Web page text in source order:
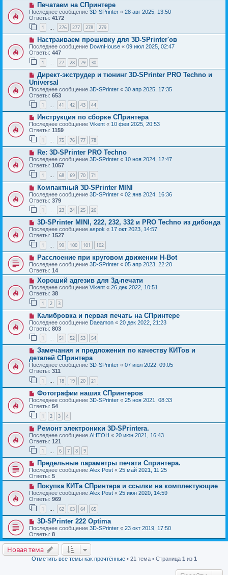
Печатаем на СПринтере
Последнее сообщение 3D-SPrinter « 28 авг 2025, 13:50
Ответы: 4172
1 276 277 278 279
Настраиваем прошивку для 3D-SPrinter'ов
Последнее сообщение DownHouse « 09 июл 2025, 02:47
Ответы: 447
1 … 27 28 29 30
Директ-экструдер и тюнинг 3D-SPrinter PRO Techno и
Universal
Последнее сообщение 3D-SPrinter « 30 апр 2025, 17:35
Ответы: 653
1 41 42 43 44
Инструкция по сборке СПринтера
Последнее сообщение Vikent « 10 фев 2025, 20:53
Ответы: 1159
1 75 76 77 78
Re: 3D-SPrinter PRO Techno
Последнее сообщение 3D-SPrinter « 10 ноя 2024, 12:47
Ответы: 1057
1 … 68 69 70 71
Компактный 3D-SPrinter MINI
Последнее сообщение 3D-SPrinter « 02 янв 2024, 16:36
Ответы: 379
1 23 24 25 26
3D-SPrinter MINI, 222, 232, 332 и PRO Techno из дибонда
Последнее сообщение aspok « 17 окт 2023, 14:57
Ответы: 1527
1 99 100 101 102
Расслоение при круговом движении H-Bot
Последнее сообщение 3D-SPrinter « 05 апр 2023, 22:20
Ответы: 14
Хороший адгезив для 3д-печати
Последнее сообщение Vikent « 26 дек 2022, 10:51
Ответы: 38
1 2 3
Калибровка и первая печать на СПринтере
Последнее сообщение Daeamon « 20 дек 2022, 21:23
Ответы: 803
1 51 52 53 54
Замечания и предложения по качеству КИТов и
деталей СПринтера
Последнее сообщение 3D-SPrinter « 07 июл 2022, 09:05
Ответы: 311
1 … 18 19 20 21
Фотографии наших СПринтеров
Последнее сообщение 3D-SPrinter « 25 ноя 2021, 08:33
Ответы: 54
1 2 3 4
Ремонт электроники 3D-SPrintera.
Последнее сообщение AHTOH « 20 июн 2021, 16:43
Ответы: 121
1 6 7 8 9
Предельные параметры печати Спринтера.
Последнее сообщение Alex Post « 25 май 2021, 11:25
Ответы: 5
Покупка КИТа СПринтера и ссылки на комплектующие
Последнее сообщение Alex Post « 25 июн 2020, 14:59
Ответы: 969
1 … 62 63 64 65
3D-SPrinter 222 Optima
Последнее сообщение 3D-SPrinter « 23 окт 2019, 17:50
Ответы: 8
Новая тема
Отметить все темы как прочтённые• 21 тема • Страница 1 из 1